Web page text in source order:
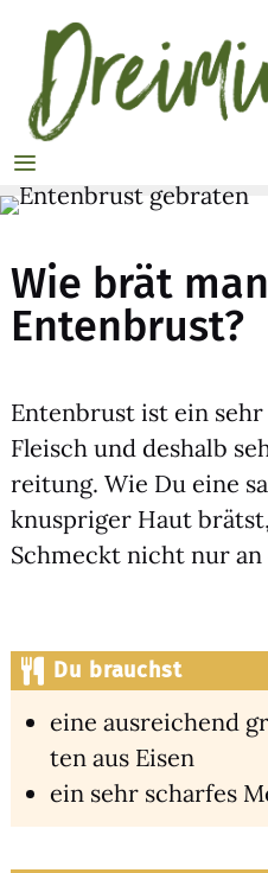
Inhalt
springen
Wie brät
Entenbrust?
Enten­brust ist ein
Fleisch und des­halb
rei­tung. Wie Du eine
knusp­ri­ger Haut
Schmeckt nicht nur an
Du brauchst
eine aus­rei­chend
ten aus Eisen
ein sehr schar­fes